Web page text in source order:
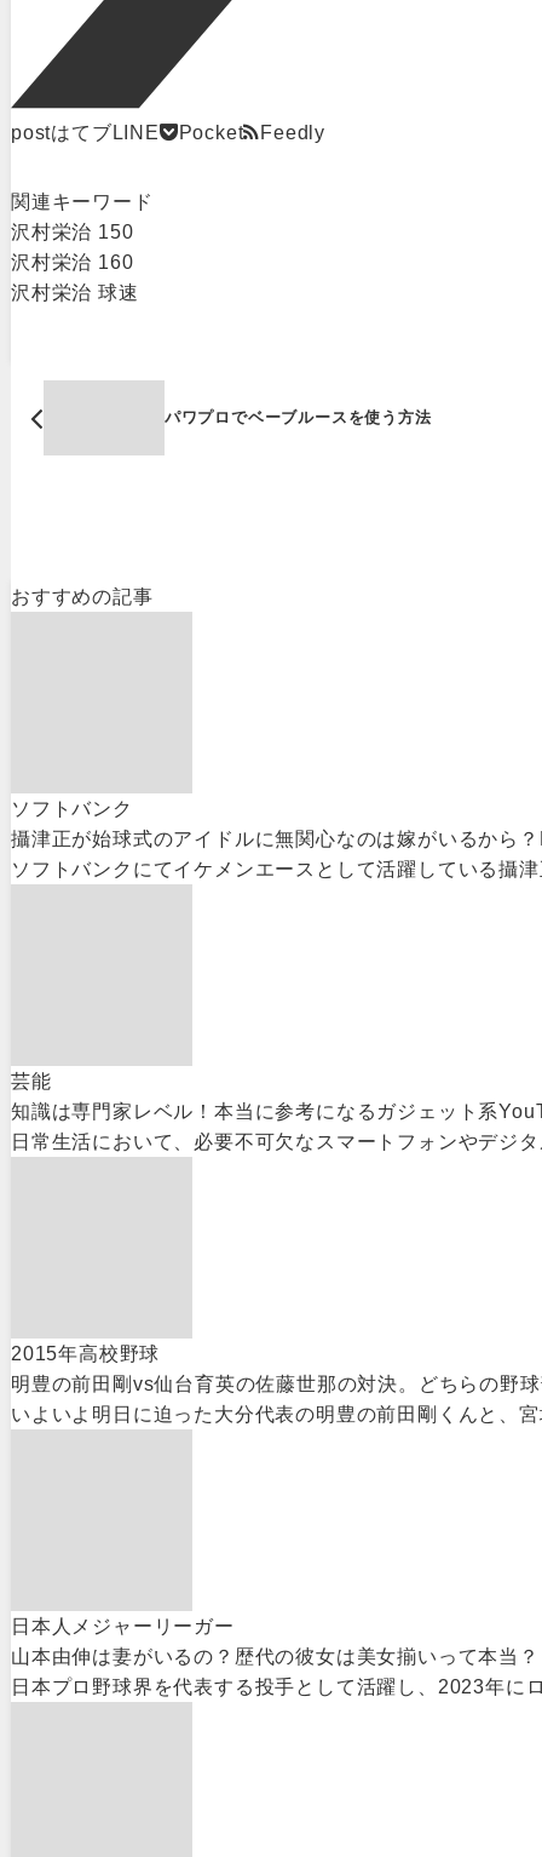
postはてブ LINE Pocket Feedly
関連キーワード
沢村栄治 150
沢村栄治 160
沢村栄治 球速
パワプロでベーブルースを使う方法
おすすめの記事
ソフトバンク
攝津正が始球式のアイドルに無関心なのは嫁がいるから
ソフトバンクにてイケメンエースとして活躍している攝
芸能
知識は専門家レベル！本当に参考になるガジェット系
日常生活において、必要不可欠なスマートフォンやデジ
2015年高校野球
明豊の前田剛vs仙台育英の佐藤世那の対決。どちらの野
いよいよ明日に迫った大分代表の明豊の前田剛くんと、
日本人メジャーリーガー
山本由伸は妻がいるの？歴代の彼女は美女揃いって本当？
日本プロ野球界を代表する投手として活躍し、2023年